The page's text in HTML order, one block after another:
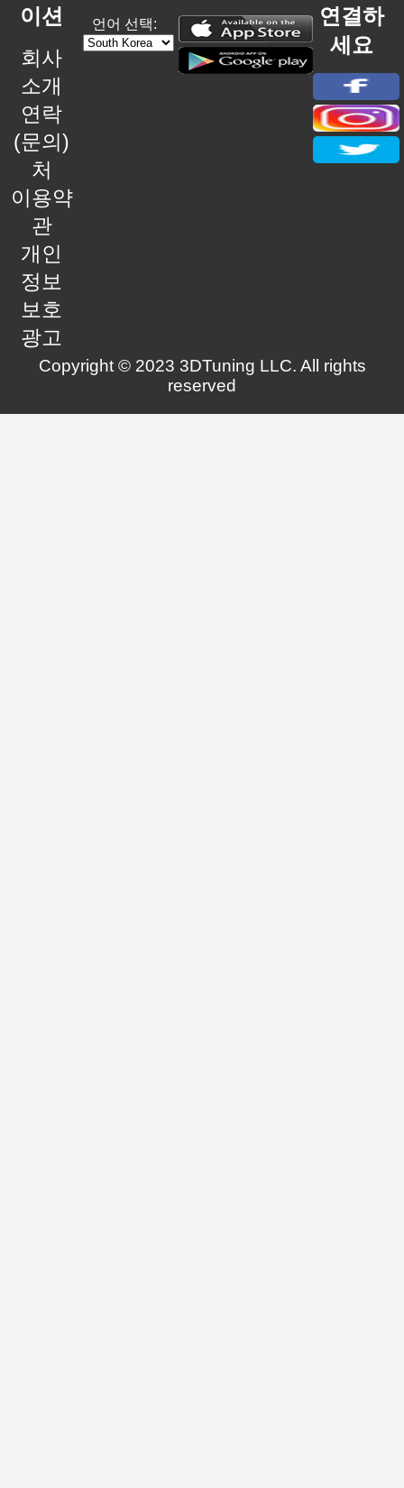
이션
회사
소개
연락
(문의)
처
이용약
관
개인
정보
보호
광고
언어 선택:
연결하
세요
Copyright © 2023 3DTuning LLC. All rights
reserved